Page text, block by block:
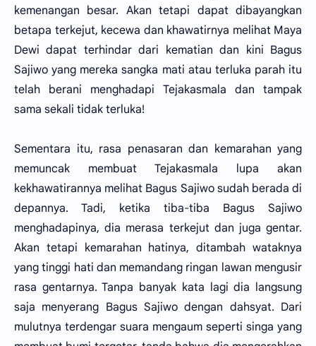
kemenangan besar. Akan tetapi dapat dibayangkan
betapa terkejut, kecewa dan khawatirnya melihat Maya
Dewi dapat terhindar dari kematian dan kini Bagus
Sajiwo yang mereka sangka mati atau terluka parah itu
telah berani menghadapi Tejakasmala dan tampak
sama sekali tidak terluka!
Sementara itu, rasa penasaran dan kemarahan yang
memuncak membuat Tejakasmala lupa akan
kekhawatirannya melihat Bagus Sajiwo sudah berada di
depannya. Tadi, ketika tiba-tiba Bagus Sajiwo
menghadapinya, dia merasa terkejut dan juga gentar.
Akan tetapi kemarahan hatinya, ditambah wataknya
yang tinggi hati dan memandang ringan lawan mengusir
rasa gentarnya. Tanpa banyak kata lagi dia langsung
saja menyerang Bagus Sajiwo dengan dahsyat. Dari
mulutnya terdengar suara mengaum seperti singa yang